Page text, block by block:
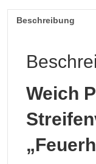
Beschreibung
Weich